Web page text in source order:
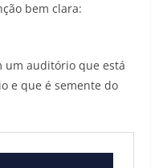
bem clara:
um auditório que está
e que é semente do